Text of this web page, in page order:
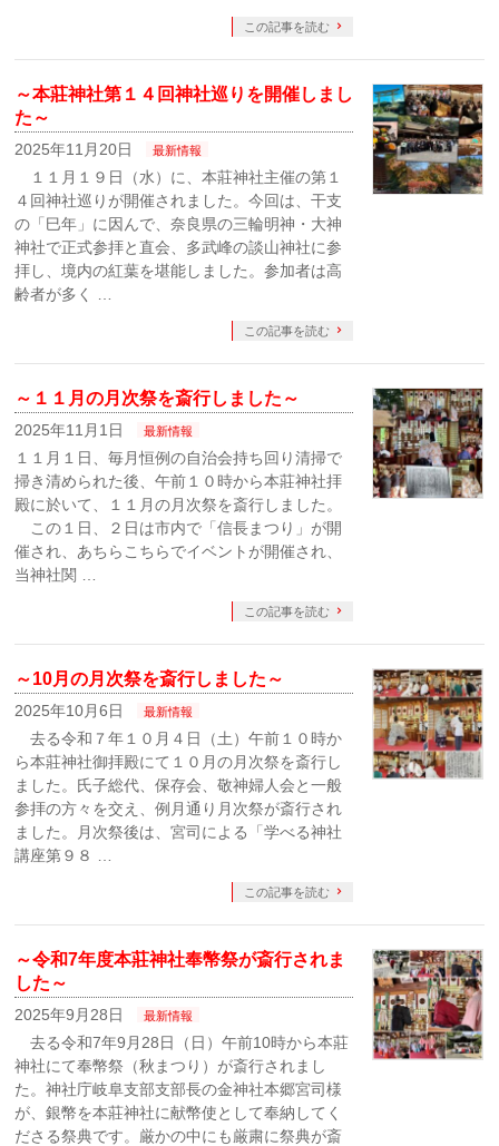
この記事を読む
～本莊神社第１４回神社巡りを開催しまし
た～
2025年11月20日 最新情報
１１月１９日（水）に、本莊神社主催の第１
４回神社巡りが開催されました。今回は、干支
の「巳年」に因んで、奈良県の三輪明神・大神
神社で正式参拝と直会、多武峰の談山神社に参
拝し、境内の紅葉を堪能しました。参加者は高
齢者が多く …
この記事を読む
～１１月の月次祭を斎行しました～
2025年11月1日 最新情報
１１月１日、毎月恒例の自治会持ち回り清掃で
掃き清められた後、午前１０時から本莊神社拝
殿に於いて、１１月の月次祭を斎行しました。
この１日、２日は市内で「信長まつり」が開
催され、あちらこちらでイベントが開催され、
当神社関 …
この記事を読む
～10月の月次祭を斎行しました～
2025年10月6日 最新情報
去る令和７年１０月４日（土）午前１０時か
ら本莊神社御拝殿にて１０月の月次祭を斎行し
ました。氏子総代、保存会、敬神婦人会と一般
参拝の方々を交え、例月通り月次祭が斎行され
ました。月次祭後は、宮司による「学べる神社
講座第９８ …
この記事を読む
～令和7年度本莊神社奉幣祭が斎行されま
した～
2025年9月28日 最新情報
去る令和7年9月28日（日）午前10時から本莊
神社にて奉幣祭（秋まつり）が斎行されまし
た。神社庁岐阜支部支部長の金神社本郷宮司様
が、銀幣を本莊神社に献幣使として奉納してく
ださる祭典です。厳かの中にも厳粛に祭典が斎